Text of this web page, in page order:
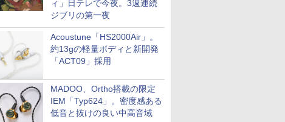
ィ」日テレで今夜。3週連続
ジブリの第一夜
Acoustune「HS2000Air」。
約13gの軽量ボディと新開発
「ACT09」採用
MADOO、Ortho搭載の限定
IEM「Typ624」。密度感ある
低音と抜けの良い中高音域